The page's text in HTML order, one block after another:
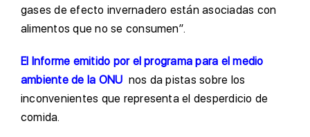
gases de efecto invernadero están asociadas con
alimentos que no se consumen”.
El Informe emitido por el programa para el medio
ambiente de la ONU nos da pistas sobre los
inconvenientes que representa el desperdicio de
comida.